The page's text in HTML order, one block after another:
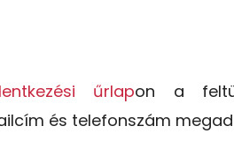
űrlapon a
és telefonszám